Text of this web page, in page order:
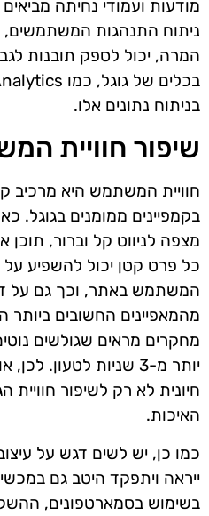
מודעות ועמודי נחיתה
ניתוח התנהגות המשתמשים,
המרה, יכול לספק תובנות
בניתוח נתונים אלו.
שיפור חוויית
חוויית המשתמש היא מרכיב
בקמפיינים ממומנים בגוגל.
מצפה לניווט קל וברור, תוכן
כל פרט קטן יכול להשפיע
המשתמש באתר, וכך גם על
מהמאפיינים החשובים
מחקרים מראים שגולשים
יותר מ-3 שניות לטעון.
חיונית לא רק לשיפור חוויית
האיכות.
כמו כן, יש לשים דגש על
ייראה ויתפקד היטב גם
בשימוש בסמארטפונים,